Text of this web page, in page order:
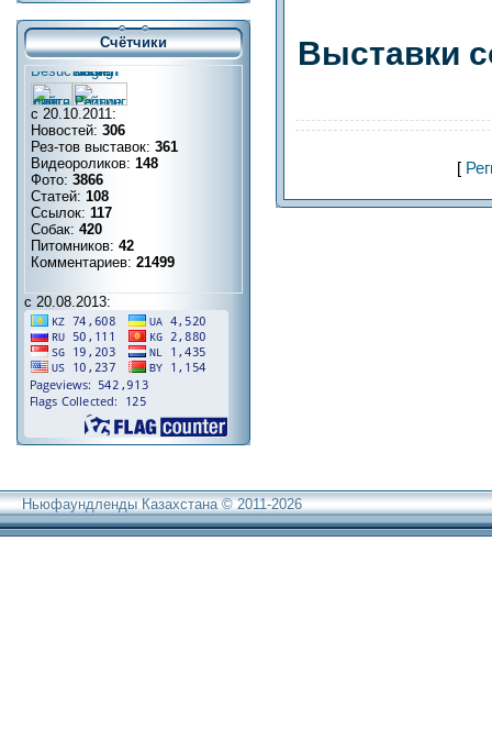
Счётчики
с 20.10.2011:
Новостей: 306
Рез-тов выставок: 361
Видеороликов: 148
Фото: 3866
Статей: 108
Ссылок: 117
Собак: 420
Питомников: 42
Комментариев: 21499
с 20.08.2013:
Выставки
[
Ньюфаундленды Казахстана © 2011-2026